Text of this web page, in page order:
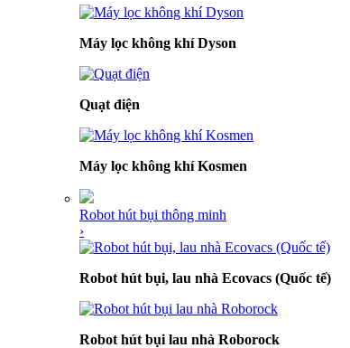
Máy lọc không khí Dyson
Quạt điện
Máy lọc không khí Kosmen
Robot hút bụi thông minh
›
Robot hút bụi, lau nhà Ecovacs (Quốc tế)
Robot hút bụi lau nhà Roborock